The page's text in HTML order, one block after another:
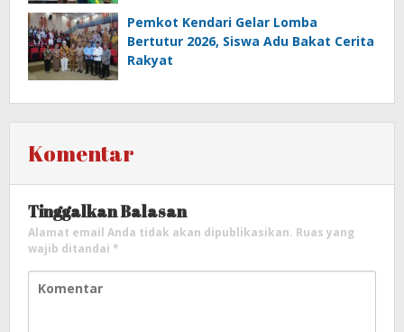
Pemkot Kendari Gelar Lomba
Bertutur 2026, Siswa Adu Bakat Cerita
Rakyat
Komentar
Tinggalkan Balasan
Alamat email Anda tidak akan dipublikasikan. Ruas yang
wajib ditandai *